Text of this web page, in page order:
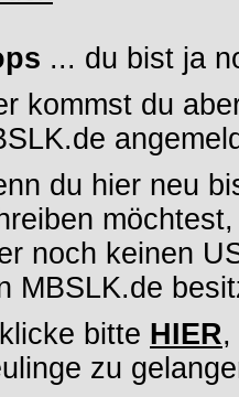
... du bist ja
kommst du
du hier neu
möchtest,
noch keinen
MBSLK.de
bitte HIER,
zu